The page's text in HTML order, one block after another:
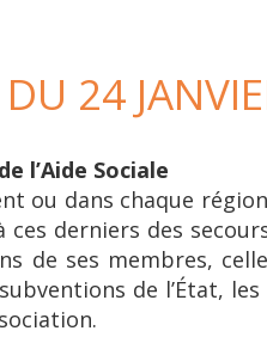
24
l’Aide Sociale
ou dans chaque
derniers des
de ses membres,
de l’État,